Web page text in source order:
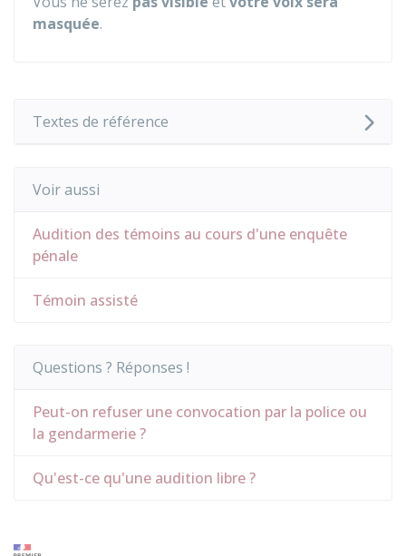
masquée.
Textes de référence
Voir aussi
Audition des témoins au cours d'une enquête
pénale
Témoin assisté
Questions ? Réponses !
Peut-on refuser une convocation par la police ou
la gendarmerie ?
Qu'est-ce qu'une audition libre ?